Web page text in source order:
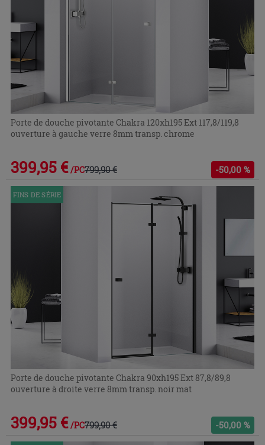
Porte de douche pivotante Chakra 120xh195 Ext 117,8/119,8
ouverture à gauche verre 8mm transp. chrome
399,95 € /PC799,90 € -50,00 %
FINS DE SÉRIE
Porte de douche pivotante Chakra 90xh195 Ext 87,8/89,8
ouverture à droite verre 8mm transp. noir mat
399,95 € /PC799,90 € -50,00 %